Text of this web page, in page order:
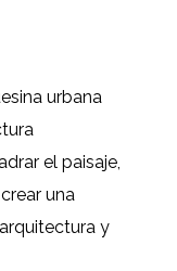
urbana
el paisaje,
una
y